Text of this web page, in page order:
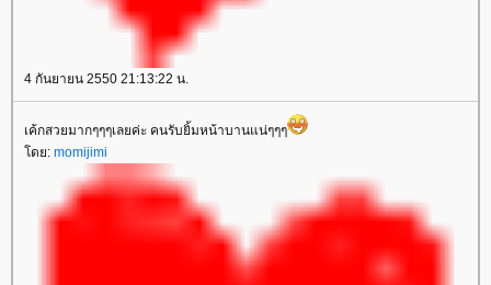
4 กันยายน 2550 21:13:22 น.
เค้กสวยมากๆๆๆเลยค่ะ คนรับยิ้มหน้าบานแน่ๆๆๆ
โดย: momijimi